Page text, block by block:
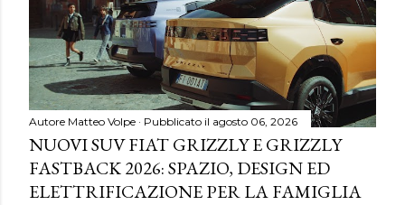
Autore Matteo Volpe Pubblicato il agosto 06, 2026
NUOVI SUV FIAT GRIZZLY E GRIZZLY
FASTBACK 2026: SPAZIO, DESIGN ED
ELETTRIFICAZIONE PER LA FAMIGLIA